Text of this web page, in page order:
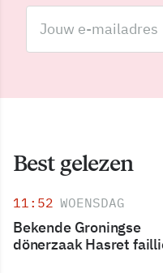
Best gelezen
11:52 WOENSDAG
Bekende Groningse
dönerzaak Hasret